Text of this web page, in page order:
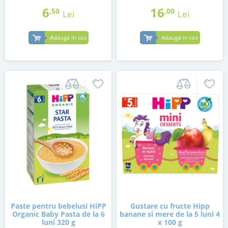
6,50 Lei
Adauga in cos
16,00 Lei
Adauga in cos
Paste pentru bebelusi HiPP
Organic Baby Pasta de la 6
luni 320 g
Gustare cu fructe Hipp
banane si mere de la 5 luni 4
x 100 g